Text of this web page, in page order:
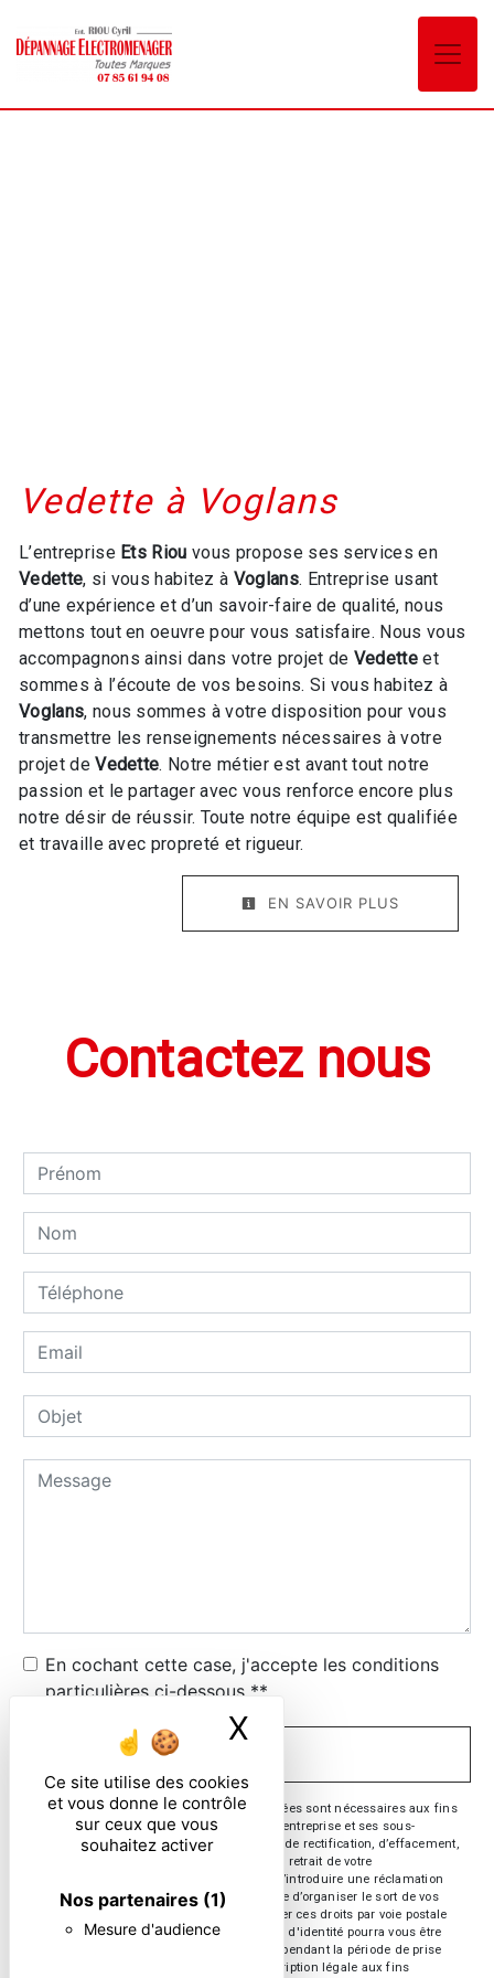
Ce site utilise des cookies
et vous donne le contrôle
sur ceux que vous
souhaitez activer
Nos partenaires (1)
Mesure d'audience
X Masquer le
Vedette à Voglans
L’entreprise Ets Riou vous propose ses services en
Vedette, si vous habitez à Voglans. Entreprise usant
d’une expérience et d’un savoir-faire de qualité, nous
mettons tout en oeuvre pour vous satisfaire. Nous vous
accompagnons ainsi dans votre projet de Vedette et
sommes à l’écoute de vos besoins. Si vous habitez à
Voglans, nous sommes à votre disposition pour vous
transmettre les renseignements nécessaires à votre
projet deVedette. Notre métier est avant tout notre
passion et le partager avec vous renforce encore plus
notre désir de réussir. Toute notre équipe est qualifiée
et travaille avec propreté et rigueur.
EN SAVOIR PLUS
Contactez nous
En cochant cette case, j'accepte les conditions
particulières ci-dessous **
** Les données personnelles communiquées sont nécessaires aux fins
de vous contacter. Elles sont destinées à l'entreprise et ses sous-
traitants. Vous disposez de droits d’accès, de rectification, d’effacement,
de portabilité, de limitation, d’opposition, de retrait de votre
consentement à tout moment et du droit d’introduire une réclamation
auprès d’une autorité de contrôle, ainsi que d’organiser le sort de vos
données post-mortem. Vous pouvez exercer ces droits par voie postale
ou par courrier électronique. Un justificatif d'identité pourra vous être
demandé. Nous conservons vos données pendant la période de prise
de contact puis pendant la durée de prescription légale aux fins